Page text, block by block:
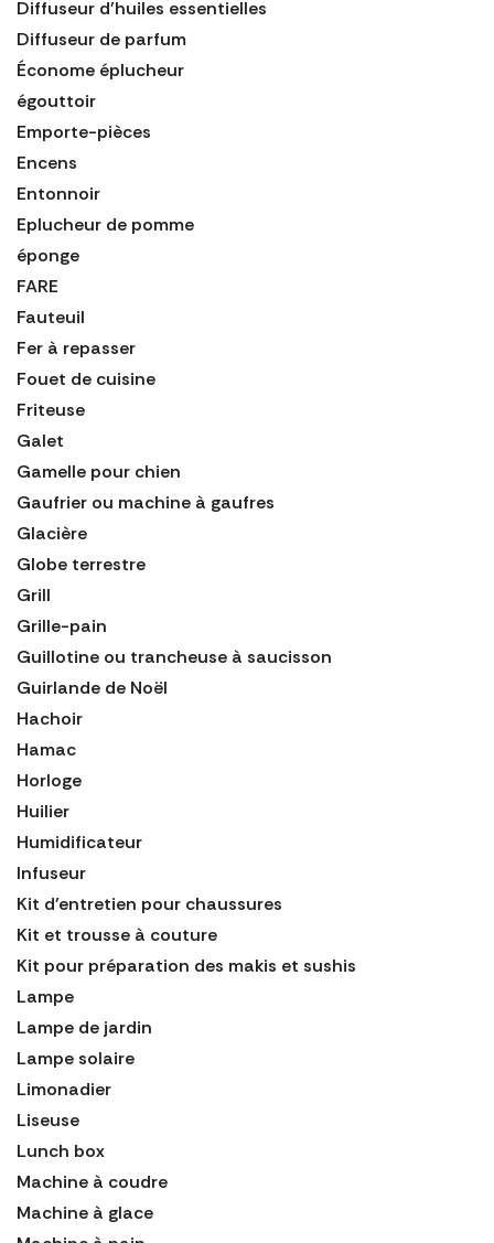
Diffuseur d'huiles essentielles
Diffuseur de parfum
Économe éplucheur
égouttoir
Emporte-pièces
Encens
Entonnoir
Eplucheur de pomme
éponge
FARE
Fauteuil
Fer à repasser
Fouet de cuisine
Friteuse
Galet
Gamelle pour chien
Gaufrier ou machine à gaufres
Glacière
Globe terrestre
Grill
Grille-pain
Guillotine ou trancheuse à saucisson
Guirlande de Noël
Hachoir
Hamac
Horloge
Huilier
Humidificateur
Infuseur
Kit d'entretien pour chaussures
Kit et trousse à couture
Kit pour préparation des makis et sushis
Lampe
Lampe de jardin
Lampe solaire
Limonadier
Liseuse
Lunch box
Machine à coudre
Machine à glace